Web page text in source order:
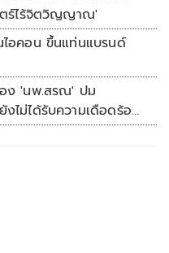
ตร์ไร้จิตวิญญาณ'
อคอน ขึ้นแท่นแบรนด์
ง 'นพ.สรณ' ปม
ม่ได้รับความเดือดร้อน